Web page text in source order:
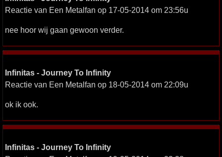
Reactie van Een Metalfan op 17-05-2014 om 23:56u
nee hoor wij gaan gewoon verder.
Infinitas - Journey To Infinity
Reactie van Een Metalfan op 18-05-2014 om 22:09u
ok ik ook.
Infinitas - Journey To Infinity